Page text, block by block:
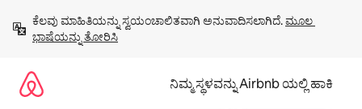
ಹೋಗಿ
ಕೆಲವು ಮಾಹಿತಿಯನ್ನು ಸ್ವಯಂಚಾಲಿತವಾಗಿ ಅನುವಾದಿಸಲಾಗಿದೆ. ಮೂಲ
ಭಾಷೆಯನ್ನು ತೋರಿಸಿ
ನಿಮ್ಮ ಸ್ಥಳವನ್ನು Airbnb ಯಲ್ಲಿ ಹಾಕಿ